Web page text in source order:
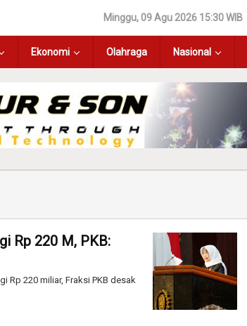
Minggu, 09 Agu 2026 15:30 WIB
Ekonomi Olahraga Nasional
Rp 220 M, PKB:
Rp 220 miliar, Fraksi PKB desak